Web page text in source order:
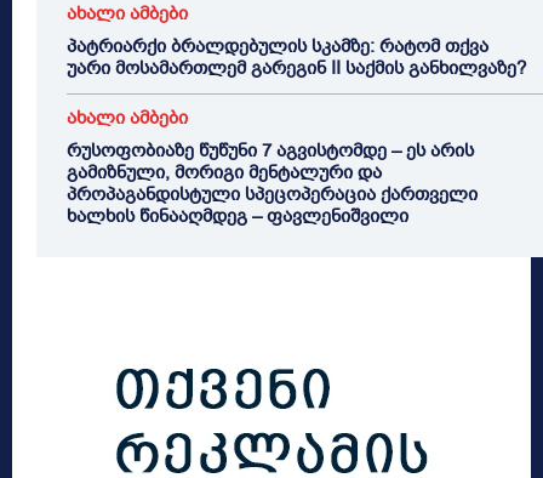
ახალი ამბები
პატრიარქი ბრალდებულის სკამზე: რატომ თქვა
უარი მოსამართლემ გარეგინ II საქმის განხილვაზე?
ახალი ამბები
რუსოფობიაზე წუწუნი 7 აგვისტომდე – ეს არის
გამიზნული, მორიგი მენტალური და
პროპაგანდისტული სპეცოპერაცია ქართველი
ხალხის წინააღმდეგ – ფავლენიშვილი